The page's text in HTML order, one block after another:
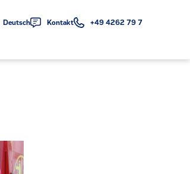
Deutsch Kontakt +49 4262 79 7